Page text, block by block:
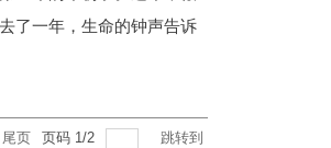
了一年，生命的钟声告诉
尾页 页码 1/2 跳转到